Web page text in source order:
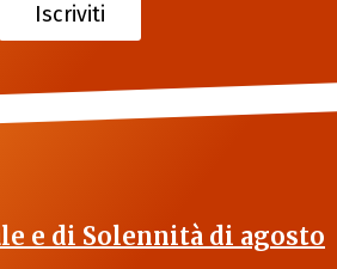
Iscriviti
e di Solennità di agosto